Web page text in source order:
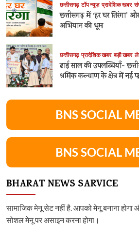
छत्तीसगढ़ टॉप न्यूज़ प्रादेशिक खबर
छत्तीसगढ़ में ‘हर घर तिरंगा’
अभियान की धूम
छत्तीसगढ़ प्रादेशिक खबर बड़ी खबर
ढाई साल की उपलब्धियाँ-
श्रमिक कल्याण के क्षेत्र में नई
BNS SOCIAL
BNS SOCIAL
BHARAT NEWS SARVICE
सामाजिक मेनू सेट नहीं है. आपको मेनू बनाना होगा
सोशल मेनू पर असाइन करना होगा।